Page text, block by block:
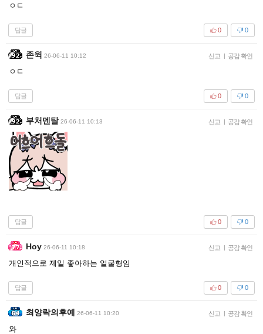
ㅇㄷ
답글 0
0
존윅 26-06-11 10:12 신고 | 공감 확인
ㅇㄷ
답글 0
0
부처멘탈 26-06-11 10:13 신고 | 공감 확인
답글 0
0
Hoy 26-06-11 10:18 신고 | 공감 확인
개인적으로 제일 좋아하는 얼굴형임
답글 0
0
최양락의후예 26-06-11 10:20 신고 | 공감 확인
와